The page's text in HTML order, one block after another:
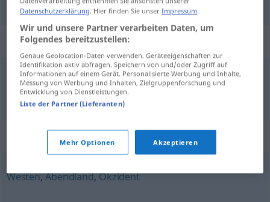
Beispielsätze für "Europa"
ganzEuropa
dans toute l’Europe
Synonyme für "Europa"
Westen,Abendland,Okzident
Datenschutzerklärung. Hier finden Sie unserImpressum.
Wir und unsere Partner verarbeiten Daten, um
Folgendes bereitzustellen:
Genaue Geolocation-Daten verwenden. Geräteeigenschaften zur
Identifikation aktiv abfragen. Speichern von und/oder Zugriff auf
Informationen auf einem Gerät. Personalisierte Werbung und Inhalte,
Messung von Werbung und Inhalten, Zielgruppenforschung und
Entwicklung von Dienstleistungen.
Liste der Partner (Lieferanten)
Mehr Optionen Akzeptieren